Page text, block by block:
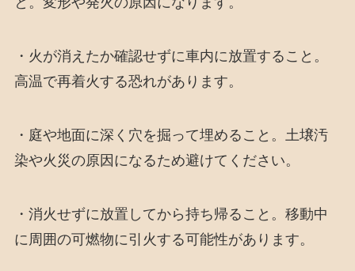
・火が消えたか確認せずに車内に放置すること。
高温で再着火する恐れがあります。
・庭や地面に深く穴を掘って埋めること。土壌汚
染や火災の原因になるため避けてください。
・消火せずに放置してから持ち帰ること。移動中
に周囲の可燃物に引火する可能性があります。